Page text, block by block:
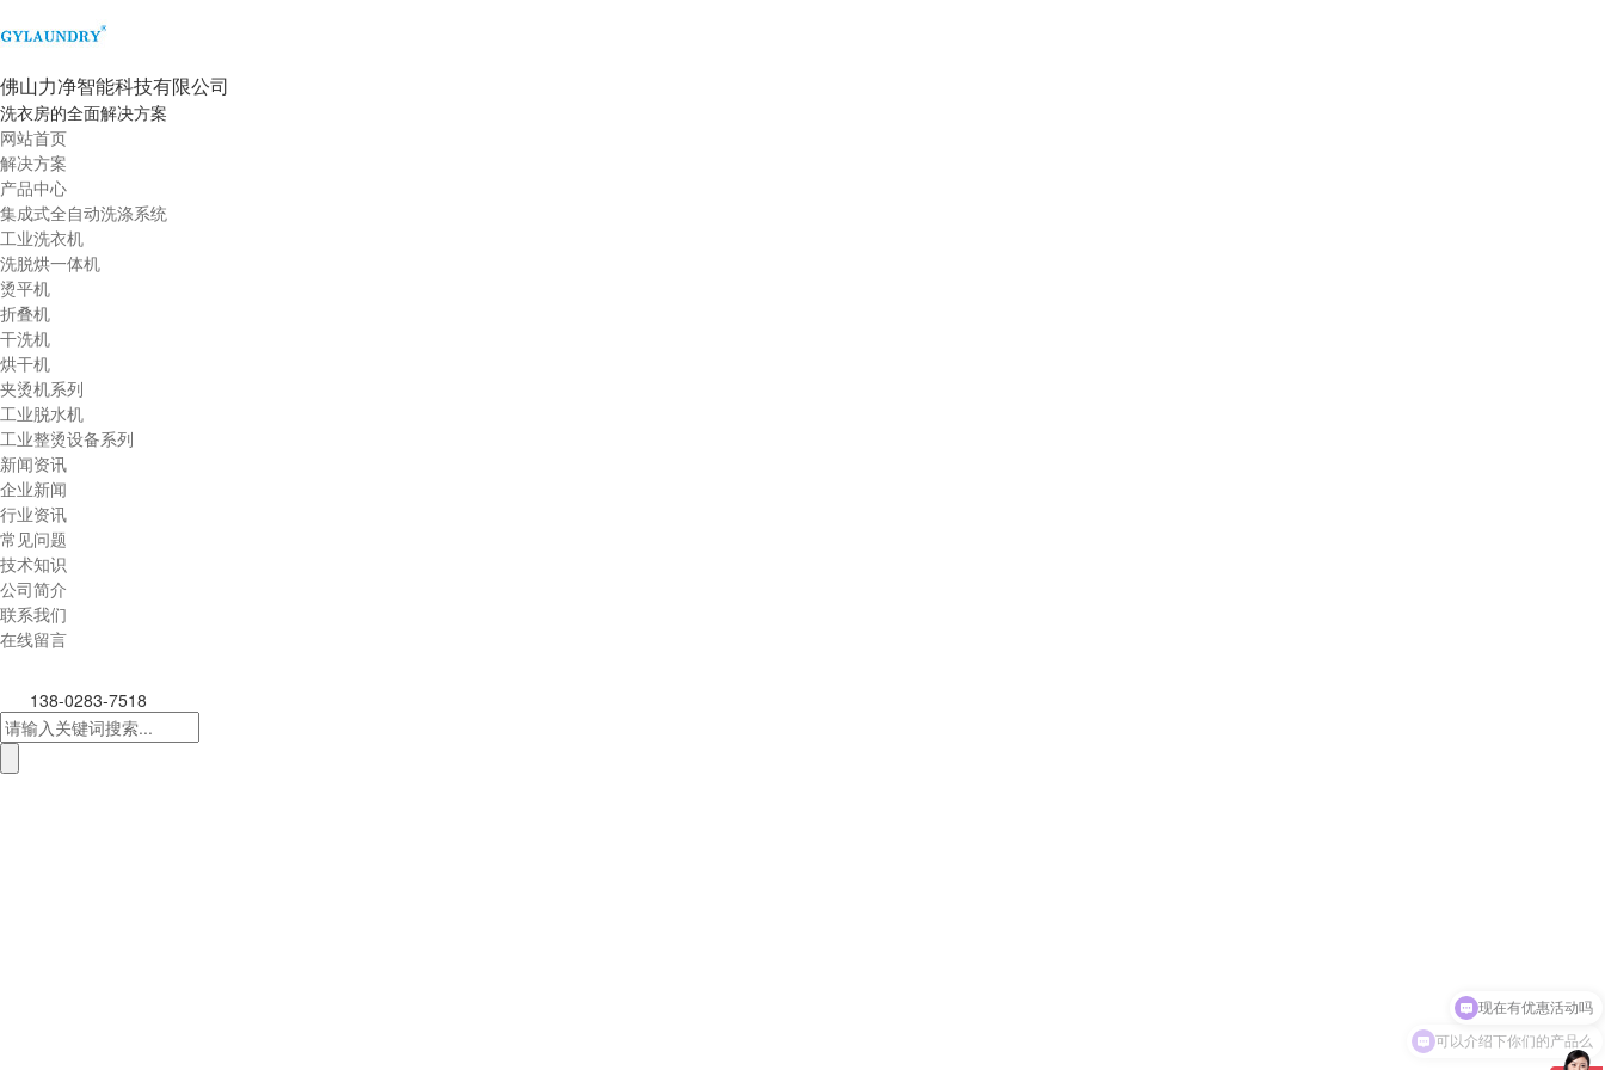
佛山力净智能科技有限公司
洗衣房的全面解决方案
网站首页
解决方案
产品中心
集成式全自动洗涤系统
工业洗衣机
洗脱烘一体机
烫平机
折叠机
干洗机
烘干机
夹烫机系列
工业脱水机
工业整烫设备系列
新闻资讯
企业新闻
行业资讯
常见问题
技术知识
公司简介
联系我们
在线留言
138-0283-7518